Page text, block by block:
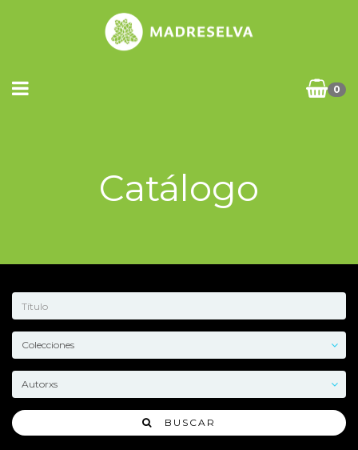
0
Catálogo
BUSCAR